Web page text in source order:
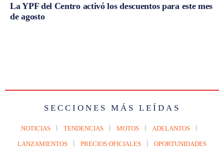
La YPF del Centro activó los descuentos para este mes
de agosto
SECCIONES MÁS LEÍDAS
NOTICIAS TENDENCIAS MOTOS ADELANTOS
LANZAMIENTOS PRECIOS OFICIALES OPORTUNIDADES